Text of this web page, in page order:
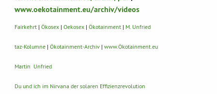
www.oekotainment.eu/archiv/videos
Fairkehrt | Ökosex | Oekosex | Ökotainment | M. Unfried
taz-Kolumne | Ökotainment-Archiv | www.Ökotainment.eu
Martin Unfried
Du und ich im Nirvana der solaren Effizienzrevolution